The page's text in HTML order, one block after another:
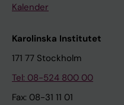
Kalender
Karolinska Institutet
171 77 Stockholm
Tel: 08-524 800 00
Fax: 08-31 11 01